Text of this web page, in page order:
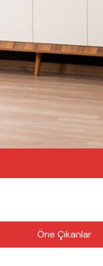
Öne Çıkanlar